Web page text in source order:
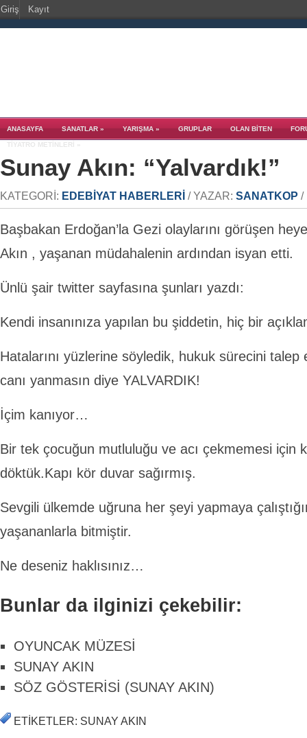
ANASAYFA SANATLAR» YARIŞMA» GRUPLAR OLAN BITEN
TIYATRO METINLERI »
Sunay Akın: “Yalvardık!”
KATEGORI: EDEBIYAT HABERLERI / YAZAR: SANATKOP /
Başbakan Erdoğan’la Gezi olaylarını görüşen
Akın , yaşanan müdahalenin ardından isyan etti.
Ünlü şair twitter sayfasına şunları yazdı:
Kendi insanınıza yapılan bu şiddetin, hiç bir
Hatalarını yüzlerine söyledik, hukuk sürecini talep
canı yanmasın diye YALVARDIK!
İçim kanıyor…
Bir tek çocuğun mutluluğu ve acı çekmemesi için
döktük.Kapı kör duvar sağırmış.
Sevgili ülkemde uğruna her şeyi yapmaya
yaşananlarla bitmiştir.
Ne deseniz haklısınız…
Bunlar da ilginizi çekebilir:
OYUNCAK MÜZESİ
SUNAY AKIN
SÖZ GÖSTERİSİ (SUNAY AKIN)
ETIKETLER: SUNAY AKIN
Giriş Kayıt